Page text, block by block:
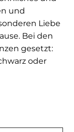
und
Liebe
Bei den
gesetzt:
oder